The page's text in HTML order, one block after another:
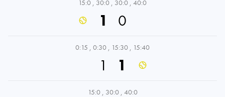
15:0 , 30:0 , 30:0 , 40:0
1 0
0:15 , 0:30 , 15:30 , 15:40
1 1
15:0 , 30:0 , 40:0